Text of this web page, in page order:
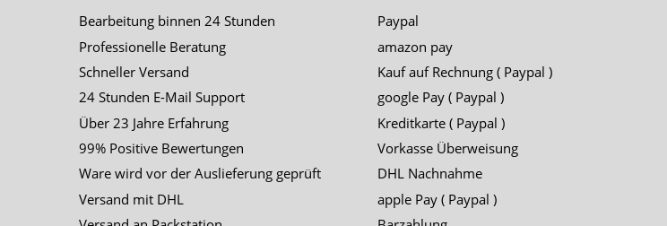
Bearbeitung binnen 24 Stunden
Professionelle Beratung
Schneller Versand
24 Stunden E-Mail Support
Über 23 Jahre Erfahrung
99% Positive Bewertungen
Ware wird vor der Auslieferung geprüft
Versand mit DHL
Paypal
amazon pay
Kauf auf Rechnung ( Paypal )
google Pay ( Paypal )
Kreditkarte ( Paypal )
Vorkasse Überweisung
DHL Nachnahme
apple Pay ( Paypal )